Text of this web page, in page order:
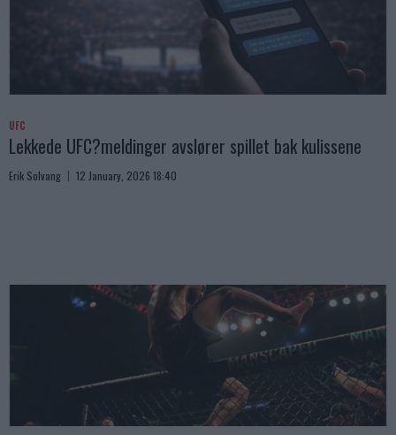
UFC
Lekkede UFC?meldinger avslører spillet bak kulissene
Erik Solvang 12 January, 2026 18:40